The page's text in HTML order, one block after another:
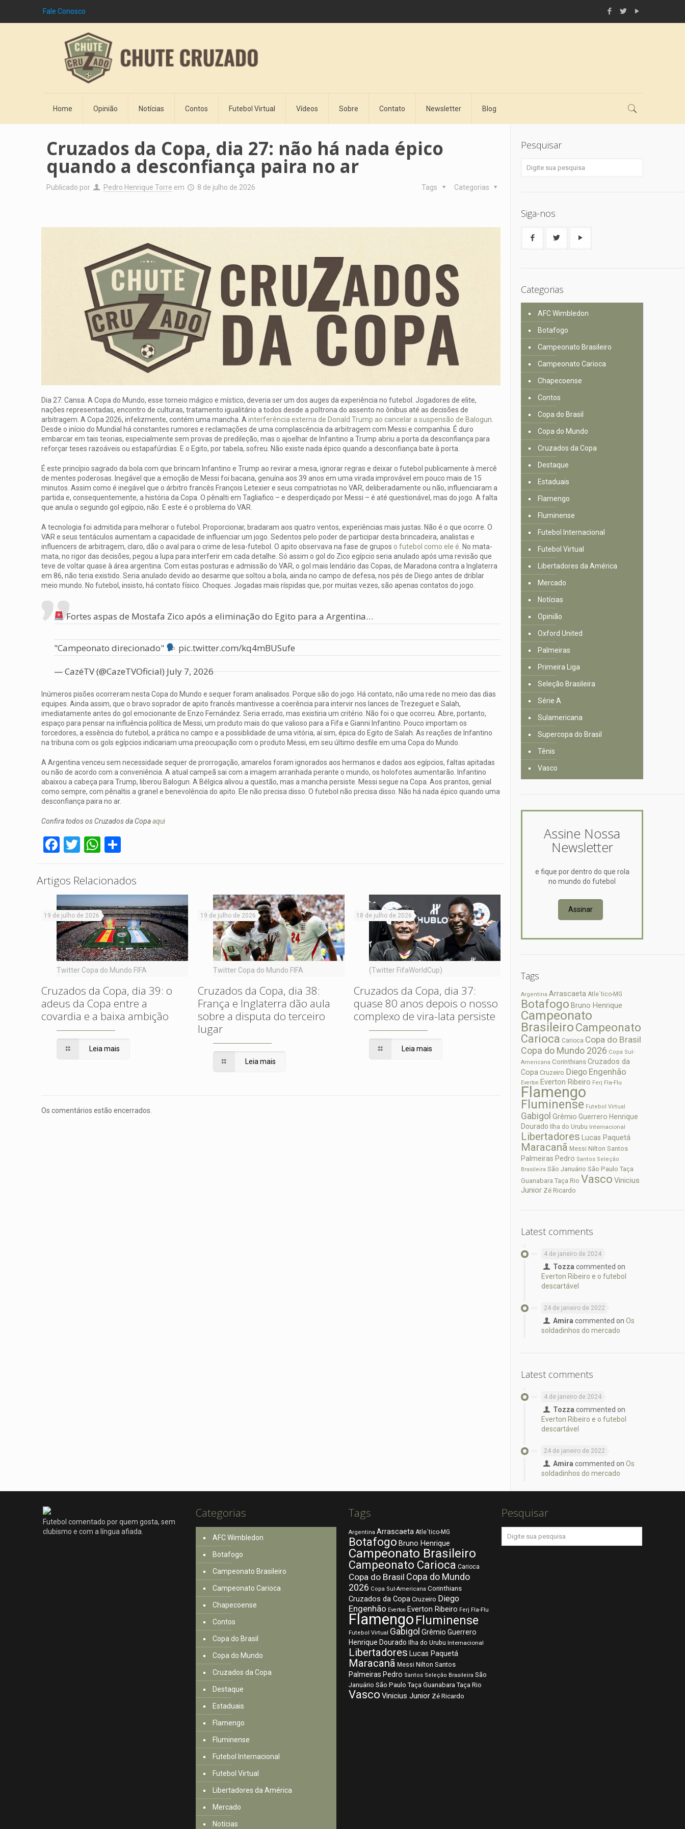
Fale Conosco
Home Opinião Notícias Contos Futebol Virtual Vídeos Sobre Contato Newsletter Blog
Cruzados da Copa, dia 27: não há nada épico
quando a desconfiança paira no ar
Publicado por Pedro Henrique Torre em 8 de julho de 2026 Categorias
Tags
Dia 27. Cansa. A Copa do Mundo, esse torneio mágico e místico, deveria ser um dos auges da experiência no futebol. Jogadores de elite,
nações representadas, encontro de culturas, tratamento igualitário a todos desde a poltrona do assento no ônibus até as decisões de
arbitragem. A Copa 2026, infelizmente, contém uma mancha. Ainterferência externa de Donald Trump ao cancelar a suspensão de Balogun
Desde o início do Mundial há constantes rumores e reclamações de uma complascência da arbitragem com Messi e companhia. É duro
embarcar em tais teorias, especialmente sem provas de predileção, mas o ajoelhar de Infantino a Trump abriu a porta da desconfiança para
reforçar teses razoáveis ou estapafúrdias. E o Egito, por tabela, sofreu. Não existe nada épico quando a desconfiança bate à porta.
É este princípio sagrado da bola com que brincam Infantino e Trump ao revirar a mesa, ignorar regras e deixar o futebol publicamente à mercê
de mentes poderosas. Inegável que a emoção de Messi foi bacana, genuína aos 39 anos em uma virada improvável em pouco mais de 15
minutos. Assim como é inegável que o árbitro francês François Letexier e seus compatriotas no VAR, deliberadamente ou não, influenciaram a
partida e, consequentemente, a história da Copa. O pênalti em Tagliafico – e desperdiçado por Messi – é até questionável, mas do jogo. A falta
que anula o segundo gol egípcio, não. E este é o problema do VAR.
A tecnologia foi admitida para melhorar o futebol. Proporcionar, bradaram aos quatro ventos, experiências mais justas. Não é o que ocorre. O
VAR e seus tentáculos aumentam a capacidade de influenciar um jogo. Sedentos pelo poder de participar desta brincadeira, analistas e
influencers de arbitragem, claro, dão o aval para o crime de lesa-futebol. O apito observava na fase de grupos o futebol como ele é . No mata-
mata, no rigor das decisões, pegou a lupa para interferir em cada detalhe. Só assim o gol do Zico egípcio seria anulado após uma revisão que
teve de voltar quase à área argentina. Com estas posturas e admissão do VAR, o gol mais lendário das Copas, de Maradona contra a Inglaterra
em 86, não teria existido. Seria anulado devido ao desarme que soltou a bola, ainda no campo de defesa, nos pés de Diego antes de driblar
meio mundo. No futebol, insisto, há contato físico. Choques. Jogadas mais ríspidas que, por muitas vezes, são apenas contatos do jogo.
Fortes aspas de Mostafa Zico após a eliminação do Egito para a Argentina…
"Campeonato direcionado"
pic.twitter.com/kq4mBUSufe
— CazéTV (@CazeTVOficial)July 7, 2026
Inúmeros pisões ocorreram nesta Copa do Mundo e sequer foram analisados. Porque são do jogo. Há contato, não uma rede no meio das dias
equipes. Ainda assim, que o bravo soprador de apito francês mantivesse a coerência para intervir nos lances de Trezeguet e Salah,
imediatamente antes do gol emocionante de Enzo Fernández. Seria errado, mas existiria um critério. Não foi o que ocorreu. Abre, portanto,
espaço para pensar na influência política de Messi, um produto mais do que valioso para a Fifa e Gianni Infantino. Pouco importam os
torcedores, a essência do futebol, a prática no campo e a possiblidade de uma vitória, aí sim, épica do Egito de Salah. As reações de Infantino
na tribuna com os gols egípcios indicariam uma preocupação com o produto Messi, em seu último desfile em uma Copa do Mundo.
A Argentina venceu sem necessidade sequer de prorrogação, amarelos foram ignorados aos hermanos e dados aos egípcios, faltas apitadas
ou não de acordo com a conveniência. A atual campeã sai com a imagem arranhada perante o mundo, os holofotes aumentarão. Infantino
abaixou a cabeça para Trump, liberou Balogun. A Bélgica alivou a questão, mas a mancha persiste. Messi segue na Copa. Aos prantos, genial
como sempre, com pênaltis a granel e benevolência do apito. Ele não precisa disso. O futebol não precisa disso. Não há nada épico quando uma
desconfiança paira no ar.
Confira todos os Cruzados da Copaaqui
Facebook
TwitterWhatsApp
Artigos Relacionados
Twitter Copa do Mundo FIFA
19 de julho de 2026
Cruzados da Copa, dia 39: o
adeus da Copa entre a
covardia e a baixa ambição
Leia mais
Twitter Copa do Mundo FIFA
19 de julho de 2026
Cruzados da Copa, dia 38:
França e Inglaterra dão aula
sobre a disputa do terceiro
lugar
Leia mais
(Twitter FifaWorldCup)
18 de julho de 2026
Cruzados da Copa, dia 37:
quase 80 anos depois o nosso
complexo de vira-lata persiste
Leia mais
Os comentários estão encerrados.
Pesquisar
Siga-nos
Categorias
AFC Wimbledon
Botafogo
Campeonato Brasileiro
Campeonato Carioca
Chapecoense
Contos
Copa do Brasil
Copa do Mundo
Cruzados da Copa
Destaque
Estaduais
Flamengo
Fluminense
Futebol Internacional
Futebol Virtual
Libertadores da América
Mercado
Notícias
Opinião
Oxford United
Palmeiras
Primeira Liga
Seleção Brasileira
Série A
Sulamericana
Supercopa do Brasil
Tênis
Vasco
Assine Nossa
Newsletter
e fique por dentro do que rola
no mundo do futebol
Assinar
Tags
Argentina Arrascaeta Atle´tico-MG
Botafogo Bruno Henrique
Campeonato
Brasileiro Campeonato
Carioca Carioca Copa do Brasil
Copa do Mundo 2026 Copa Sul-
Americana Corinthians Cruzados da
Copa Cruzeiro Diego Engenhão
Everton Everton Ribeiro Ferj Fla-Flu
Flamengo
Fluminense Futebol Virtual
Gabigol Grêmio Guerrero Henrique
Dourado Ilha do Urubu Internacional
Libertadores Lucas Paquetá
Maracanã Messi Nilton Santos
Palmeiras Pedro Santos Seleção
Brasileira São Januário São Paulo Taça
Guanabara Taça Rio Vasco Vinicius
Junior Zé Ricardo
Latest comments
4 de janeiro de 2024
Tozza commented on
Everton Ribeiro e o futebol
descartável
24 de janeiro de 2022
Amira commented on Os
soldadinhos do mercado
Latest comments
4 de janeiro de 2024
Tozza commented on
Everton Ribeiro e o futebol
descartável
24 de janeiro de 2022
Amira commented on Os
soldadinhos do mercado
Futebol comentado por quem gosta, sem
clubismo e com a língua afiada.
Categorias
AFC Wimbledon
Botafogo
Campeonato Brasileiro
Campeonato Carioca
Chapecoense
Contos
Copa do Brasil
Copa do Mundo
Cruzados da Copa
Destaque
Estaduais
Flamengo
Fluminense
Futebol Internacional
Futebol Virtual
Libertadores da América
Mercado
Notícias
Tags
Argentina Arrascaeta Atle´tico-MG
Botafogo Bruno Henrique
Campeonato Brasileiro
Campeonato Carioca Carioca
Copa do Brasil Copa do Mundo
2026 Copa Sul-Americana Corinthians
Cruzados da Copa Cruzeiro Diego
Engenhão Everton Everton Ribeiro Ferj Fla-Flu
Flamengo Fluminense
Futebol Virtual Gabigol Grêmio Guerrero
Henrique Dourado Ilha do Urubu Internacional
Libertadores Lucas Paquetá
Maracanã Messi Nilton Santos
Palmeiras Pedro Santos Seleção Brasileira São
Januário São Paulo Taça Guanabara Taça Rio
Vasco Vinicius Junior Zé Ricardo
Pesquisar